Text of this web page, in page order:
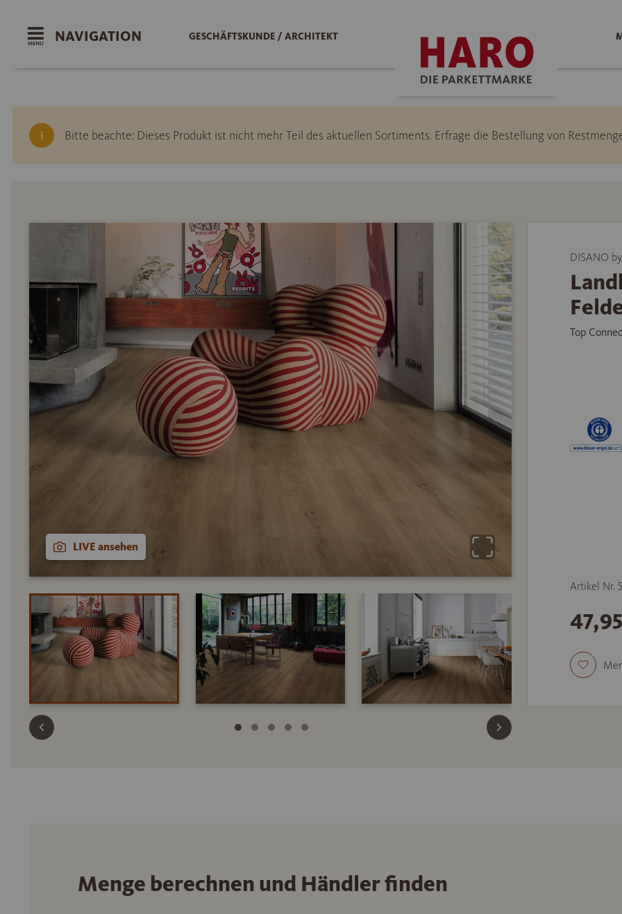
NAVIGATION GESCHÄFTSKUNDE / ARCHITEKT
Bitte beachte: Dieses Produkt ist nicht mehr Teil des aktuellen Sortiments. Erfrage die Bestellung von
LIVE ansehen
DISANO
Top
Artikel Nr.
Menge berechnen und Händler finden